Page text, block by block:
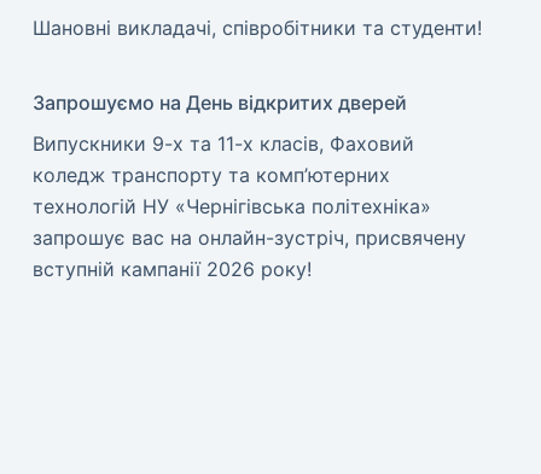
​Шановні викладачі, співробітники та студенти!
Запрошуємо на День відкритих дверей
Випускники 9-х та 11-х класів, Фаховий
коледж транспорту та комп’ютерних
технологій НУ «Чернігівська політехніка»
запрошує вас на онлайн-зустріч, присвячену
вступній кампанії 2026 року!